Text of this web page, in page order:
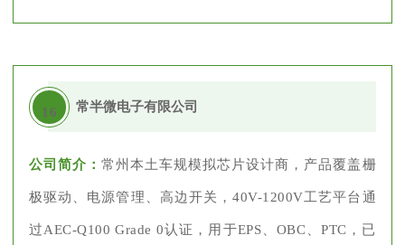
16 常半微电子有限公司
公司简介：常州本土车规模拟芯片设计商，产品覆盖栅
极驱动、电源管理、高边开关，40V-1200V工艺平台通
过AEC-Q100 Grade 0认证，用于EPS、OBC、PTC，已